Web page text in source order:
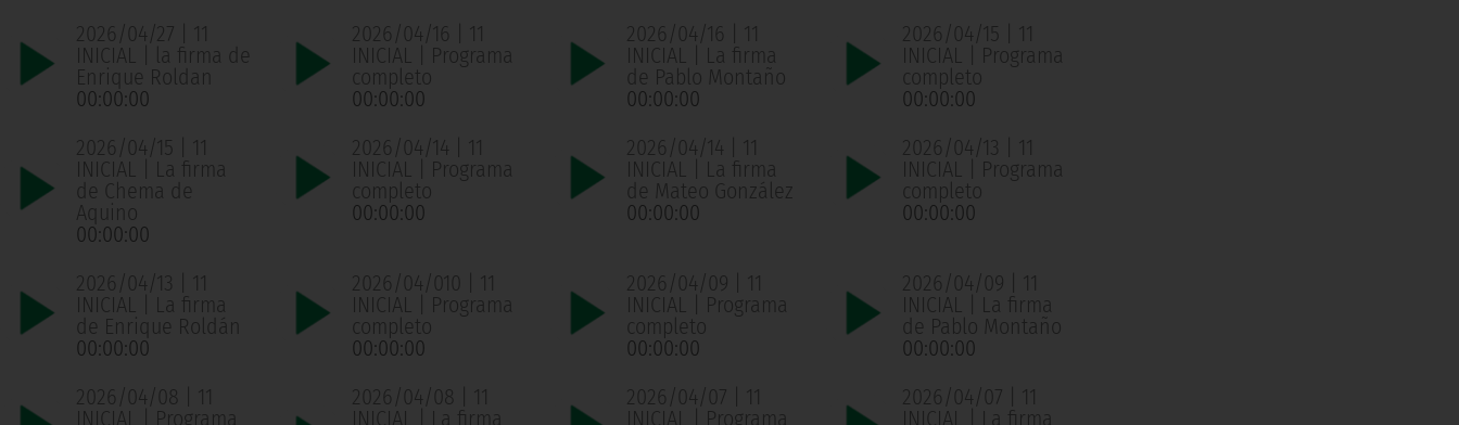
2026/04/27 | 11
INICIAL | la firma de
Enrique Roldan
00:00:00
2026/04/16 | 11
INICIAL | Programa
completo
00:00:00
2026/04/16 | 11
INICIAL | La firma
de Pablo Montaño
00:00:00
2026/04/15 | 11
INICIAL | Programa
completo
00:00:00
2026/04/15 | 11
INICIAL | La firma
de Chema de
Aquino
00:00:00
2026/04/14 | 11
INICIAL | Programa
completo
00:00:00
2026/04/14 | 11
INICIAL | La firma
de Mateo González
00:00:00
2026/04/13 | 11
INICIAL | Programa
completo
00:00:00
2026/04/13 | 11
INICIAL | La firma
de Enrique Roldán
00:00:00
2026/04/010 | 11
INICIAL | Programa
completo
00:00:00
2026/04/09 | 11
INICIAL | Programa
completo
00:00:00
2026/04/09 | 11
INICIAL | La firma
de Pablo Montaño
00:00:00
2026/04/08 | 11
INICIAL | Programa
2026/04/08 | 11
INICIAL | La firma
2026/04/07 | 11
INICIAL | Programa
2026/04/07 | 11
INICIAL | La firma